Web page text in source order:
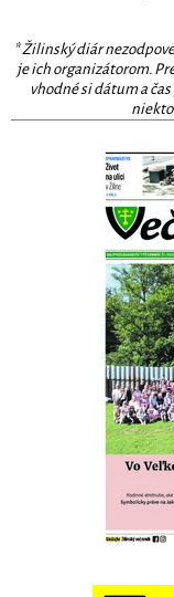
* Žilinský diár
je ich organizátorom.
vhodné si dátum a